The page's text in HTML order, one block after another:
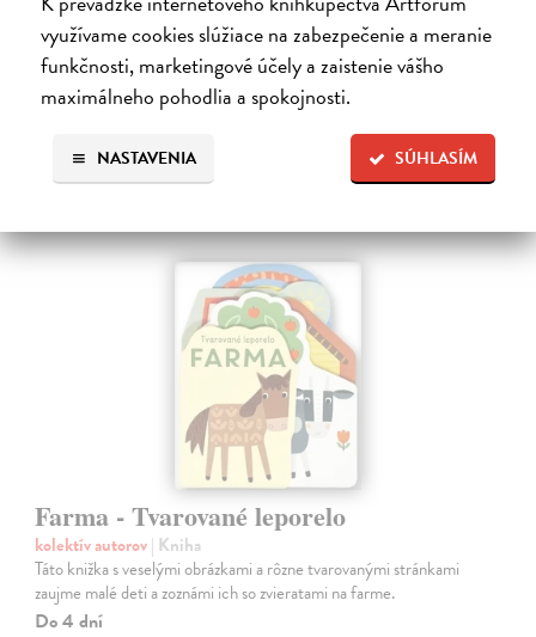
využívame cookies slúžiace na zabezpečenie a meranie
funkčnosti, marketingové účely a zaistenie vášho
maximálneho pohodlia a spokojnosti.
SÚHLASÍM
NASTAVENIA
Táto knižka s veselými obrázkami a rôzne tvarovanými stránkami
zaujme malé deti a zoznámi ich so životom v lese.
Do 4 dní
7,66 €
Farma - Tvarované leporelo
kolektív autorov| Kniha
Táto knižka s veselými obrázkami a rôzne tvarovanými stránkami
zaujme malé deti a zoznámi ich so zvieratami na farme.
Do 4 dní